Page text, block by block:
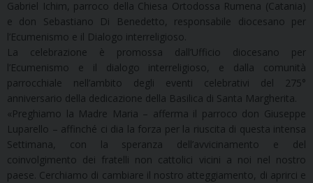
Gabriel Ichim, parroco della Chiesa Ortodossa Rumena (Catania)
e don Sebastiano Di Benedetto, responsabile diocesano per
l’Ecumenismo e il Dialogo interreligioso.
La celebrazione è promossa dall’Ufficio diocesano per
l’Ecumenismo e il dialogo interreligioso, e dalla comunità
parrocchiale nell’ambito degli eventi celebrativi del 275°
anniversario della dedicazione della Basilica di Santa Margherita.
«Preghiamo la Madre Maria – afferma il parroco don Giuseppe
Luparello – affinché ci dia la forza per la riuscita di questa intensa
Settimana, con la speranza dell’avvicinamento e del
coinvolgimento dei fratelli non cattolici vicini a noi nel nostro
paese. Cerchiamo di cambiare il nostro atteggiamento, di aprirci e